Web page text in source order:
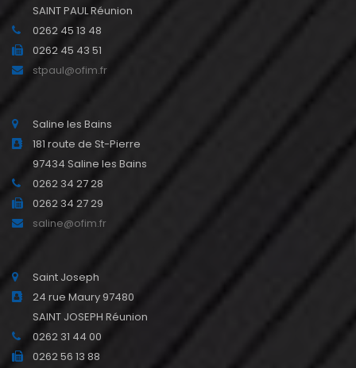
SAINT PAUL Réunion
0262 45 13 48
0262 45 43 51
stpaul@ofim.fr
Saline les Bains
181 route de St-Pierre
97434 Saline les Bains
0262 34 27 28
0262 34 27 29
saline@ofim.fr
Saint Joseph
24 rue Maury 97480
SAINT JOSEPH Réunion
0262 31 44 00
0262 56 13 88